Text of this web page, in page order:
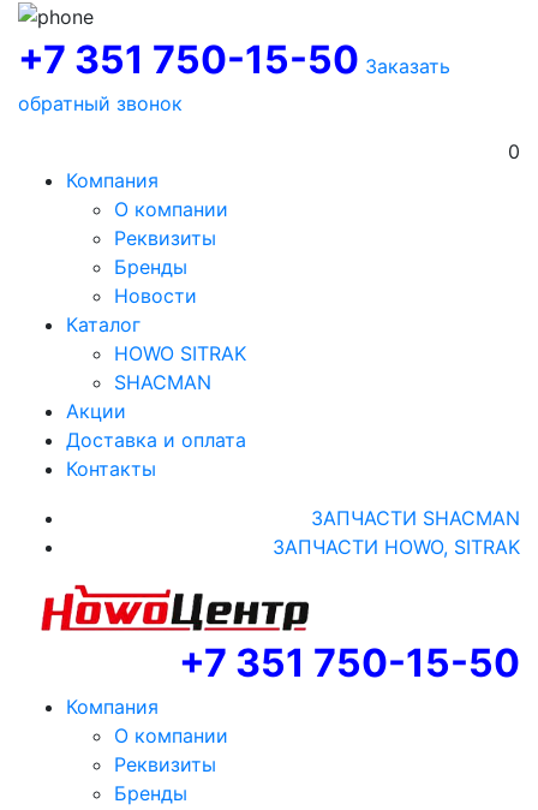
+7 351 750-15-50 Заказать
обратный звонок
0
Компания
О компании
Реквизиты
Бренды
Новости
Каталог
HOWO SITRAK
SHACMAN
Акции
Доставка и оплата
Контакты
ЗАПЧАСТИ SHACMAN
ЗАПЧАСТИ HOWO, SITRAK
+7 351 750-15-50
Компания
О компании
Реквизиты
Бренды